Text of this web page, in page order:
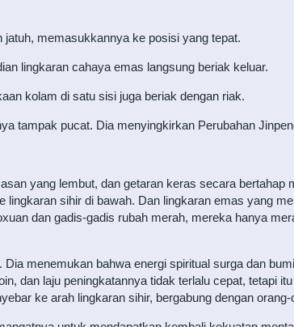
jatuh, memasukkannya ke posisi yang tepat.
lingkaran cahaya emas langsung beriak keluar.
kolam di satu sisi juga beriak dengan riak.
tampak pucat. Dia menyingkirkan Perubahan
yang lembut, dan getaran keras secara bertahap
lingkaran sihir di bawah. Dan lingkaran emas yang
dan gadis-gadis rubah merah, mereka hanya
menemukan bahwa energi spiritual surga dan
dan laju peningkatannya tidak terlalu cepat, tetapi
ke arah lingkaran sihir, bergabung dengan